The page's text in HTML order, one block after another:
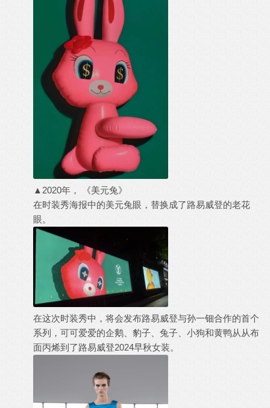
▲2020年， 《美元兔》
在时装秀海报中的美元兔眼，替换成了路易威登的老花
眼。
在这次时装秀中，将会发布路易威登与孙一钿合作的首个
系列，可可爱爱的企鹅、豹子、兔子、小狗和黄鸭从从布
面丙烯到了路易威登2024早秋女装。